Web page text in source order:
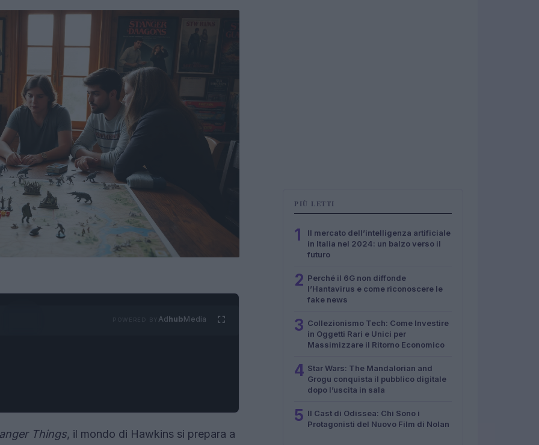
AdhubMedia
Things, il mondo di Hawkins si prepara a
PIÙ LETTI
1
Il mercato dell’intelligenza artificiale
in Italia nel 2024: un balzo verso il
futuro
2 Perché il 6G non diffonde
l’Hantavirus e come riconoscere le
fake news
3 Collezionismo Tech: Come Investire
in Oggetti Rari e Unici per
Massimizzare il Ritorno Economico
4 Star Wars: The Mandalorian and
Grogu conquista il pubblico digitale
dopo l’uscita in sala
5 Il Cast di Odissea: Chi Sono i
Protagonisti del Nuovo Film di Nolan